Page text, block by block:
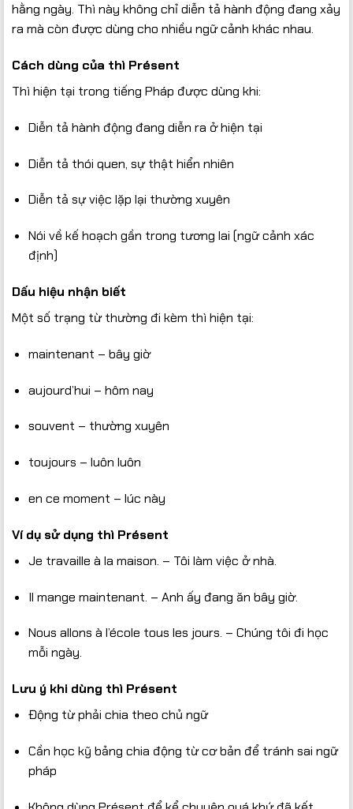
hằng ngày. Thì này không chỉ diễn tả hành động đang xảy
ra mà còn được dùng cho nhiều ngữ cảnh khác nhau.
Cách dùng của thì Présent
Thì hiện tại trong tiếng Pháp được dùng khi:
Diễn tả hành động đang diễn ra ở hiện tại
Diễn tả thói quen, sự thật hiển nhiên
Diễn tả sự việc lặp lại thường xuyên
Nói về kế hoạch gần trong tương lai (ngữ cảnh xác
định)
Dấu hiệu nhận biết
Một số trạng từ thường đi kèm thì hiện tại:
maintenant – bây giờ
aujourd’hui – hôm nay
souvent – thường xuyên
toujours – luôn luôn
en ce moment – lúc này
Ví dụ sử dụng thì Présent
Je travaille à la maison. – Tôi làm việc ở nhà.
Il mange maintenant. – Anh ấy đang ăn bây giờ.
Nous allons à l’école tous les jours. – Chúng tôi đi học
mỗi ngày.
Lưu ý khi dùng thì Présent
Động từ phải chia theo chủ ngữ
Cần học kỹ bảng chia động từ cơ bản để tránh sai ngữ
pháp